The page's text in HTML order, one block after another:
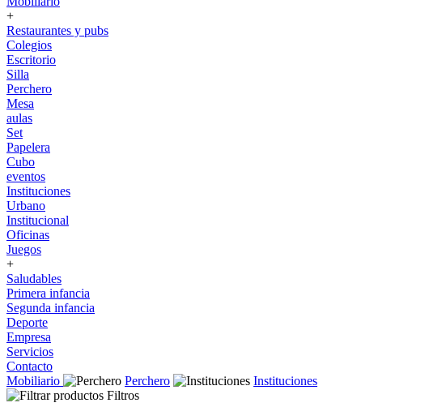
+
Restaurantes y pubs
Colegios
Escritorio
Silla
Perchero
Mesa
aulas
Set
Papelera
Cubo
eventos
Instituciones
Urbano
Institucional
Oficinas
Juegos
+
Saludables
Primera infancia
Segunda infancia
Deporte
Empresa
Servicios
Contacto
Mobiliario
Perchero
Instituciones
Filtros